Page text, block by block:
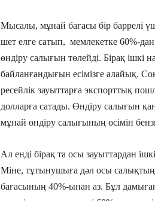
Мысалы, мұнай бағасы бір баррелі
шет елге сатып, мемлекетке 60%-
өндіру салығын төлейді. Бірақ ішкі
байланғандығын есімізге алайық.
ресейлік зауыттарға экспорттық
долларға сатады. Өндіру салығын
мұнай өндіру салығының өсімін
Ал енді бірақ та осы зауыттардан
Міне, тұтынушыға дәл осы салықтың
бағасының 40%-ынан аз. Бұл